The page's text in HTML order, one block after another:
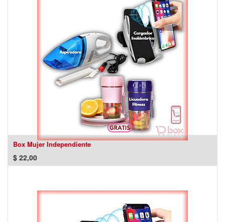
Box Mujer Independiente
$ 22,00